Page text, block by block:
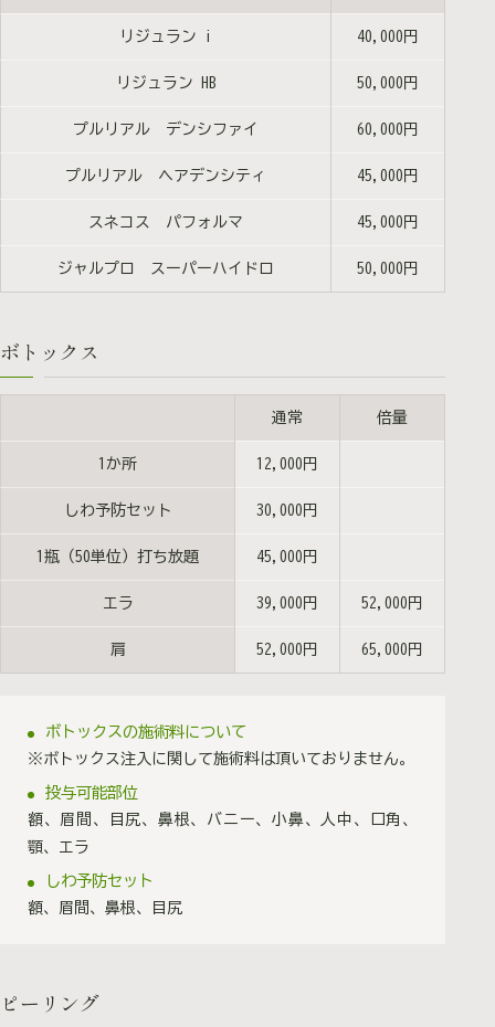
リジュラン i 40,000円
リジュラン HB 50,000円
プルリアル デンシファイ 60,000円
プルリアル ヘアデンシティ 45,000円
スネコス パフォルマ 45,000円
ジャルプロ スーパーハイドロ 50,000円
ボトックス
通常 倍量
1か所 12,000円
しわ予防セット 30,000円
1瓶（50単位）打ち放題 45,000円
エラ 39,000円 52,000円
肩 52,000円 65,000円
ボトックスの施術料について
※ボトックス注入に関して施術料は頂いておりません。
投与可能部位
額、眉間、目尻、鼻根、バニー、小鼻、人中、口角、
顎、エラ
しわ予防セット
額、眉間、鼻根、目尻
ピーリング